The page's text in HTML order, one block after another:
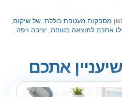
מספקות מעטפת כוללת של שיקום,
אתכם לתוצאה בטוחה, יציבה ויפה.
אתכם